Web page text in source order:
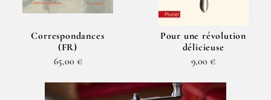
Correspondances
(FR)
65,00 €
Pour une révolution
délicieuse
9,00 €